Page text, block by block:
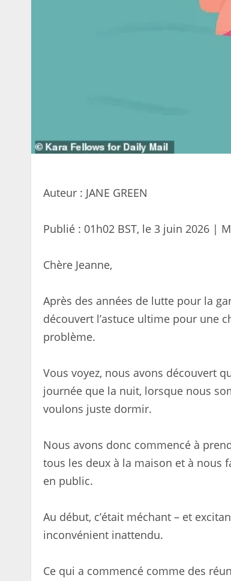
Auteur : JANE GREEN
Publié : 01h02 BST, le 3 juin 2026 |
Chère Jeanne,
Après des années de lutte pour la
découvert l’astuce ultime pour une
problème.
Vous voyez, nous avons découvert
journée que la nuit, lorsque nous
voulons juste dormir.
Nous avons donc commencé à
tous les deux à la maison et à nous
en public.
Au début, c’était méchant – et
inconvénient inattendu.
Ce qui a commencé comme des